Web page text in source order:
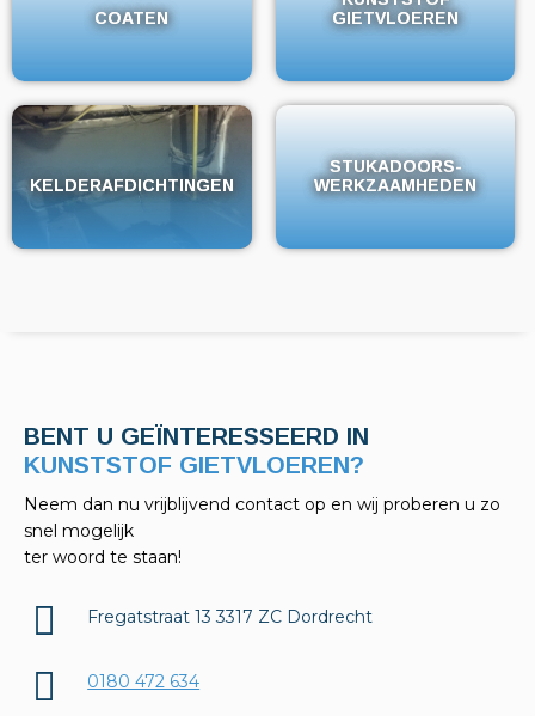
COATEN
COATEN
GIETVLOEREN
GIETVLOEREN
KELDERAFDICHTINGEN
KELDERAFDICHTINGEN
STUKADOORS-
WERKZAAMHEDEN
STUKADOORS-
WERKZAAMHEDEN
BENT U GEÏNTERESSEERD IN
KELDERAFDICHTINGEN?
Neem dan nu vrijblijvend contact op en wij proberen u zo
snel mogelijk
ter woord te staan!
Fregatstraat 13 3317 ZC Dordrecht
0180 472 634